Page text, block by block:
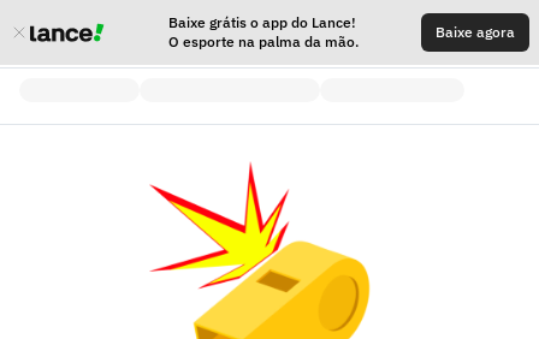
Baixe grátis o app do Lance!
O esporte na palma da mão.
Baixe agora